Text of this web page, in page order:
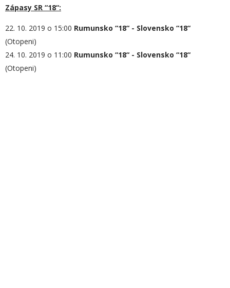
Zápasy SR “18“:
22. 10. 2019 o 15:00 Rumunsko “18“ - Slovensko “18“
(Otopeni)
24. 10. 2019 o 11:00 Rumunsko “18“ - Slovensko “18“
(Otopeni)